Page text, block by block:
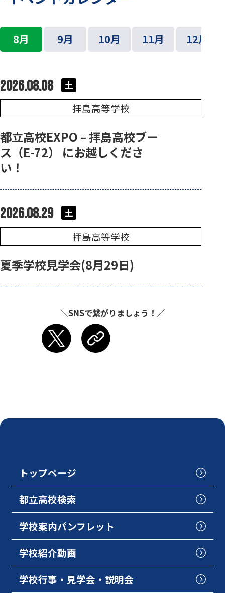
8月 9月 10月 11月 12月
2026.08.08 土
拝島高等学校
都立高校EXPO – 拝島高校ブー
ス（E-72） にお越しくださ
い！
2026.08.29 土
拝島高等学校
夏季学校見学会(8月29日)
＼SNSで繋がりましょう！／
トップページ
都立高校検索
学校案内パンフレット
学校紹介動画
学校行事・見学会・説明会